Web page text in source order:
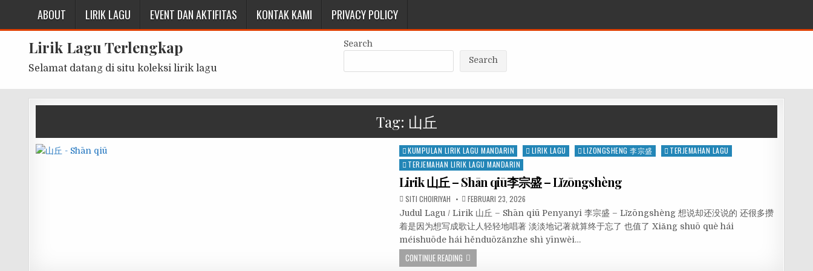
ABOUT LIRIK LAGU EVENT DAN AKTIFITAS KONTAK KAMI PRIVACY POLICY
Lirik Lagu Terlengkap
Selamat datang di situ koleksi lirik lagu
Search
Search
Tag: 山丘
Posted
in
KUMPULAN LIRIK LAGU MANDARIN LIRIK LAGU LIZONGSHENG 李宗盛
TERJEMAHAN LAGU
TERJEMAHAN LIRIK LAGU MANDARIN
Lirik 山丘 – Shān qiū李宗盛 – Lǐzōngshèng
SITI CHOIRIYAH FEBRUARI 23, 2026
Judul Lagu / Lirik 山丘 – Shān qiū Penyanyi 李宗盛 – Lǐzōngshèng 想说却还没说的 还很多攒
着是因为想写成歌让人轻轻地唱著 淡淡地记著就算终于忘了 也值了 Xiǎng shuō què hái
méishuōde hái hěnduōzǎnzhe shì yīnwèi…
CONTINUE READING